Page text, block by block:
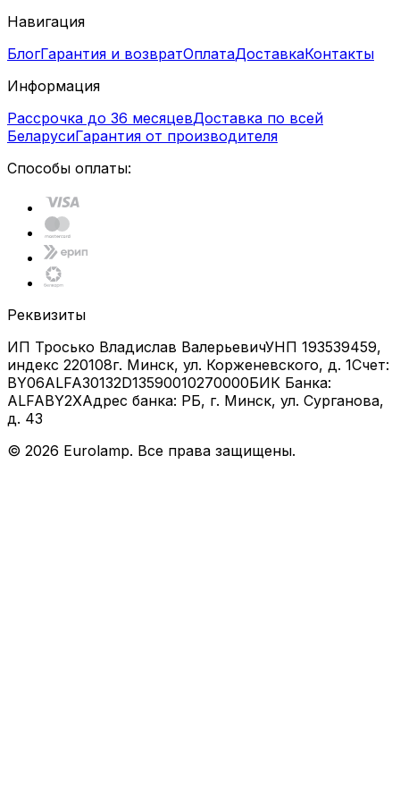
Навигация
БлогГарантия и возвратОплатаДоставкаКонтакты
Информация
Рассрочка до 36 месяцевДоставка по всей
БеларусиГарантия от производителя
Способы оплаты:
Реквизиты
ИП Тросько Владислав ВалерьевичУНП 193539459,
индекс 220108г. Минск, ул. Корженевского, д. 1Счет:
BY06ALFA30132D13590010270000БИК Банка:
ALFABY2XАдрес банка: РБ, г. Минск, ул. Сурганова,
д. 43
© 2026 Eurolamp. Все права защищены.